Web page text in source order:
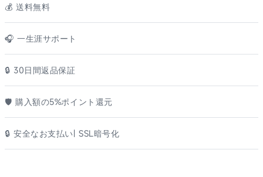
💰️ 送料無料
🎧 一生涯サポート
🔒 30日間返品保証
🛡️ 購入額の5%ポイント還元
🔒 安全なお支払い| SSL暗号化